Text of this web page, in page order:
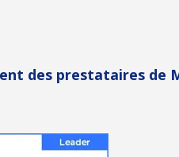
des prestataires de